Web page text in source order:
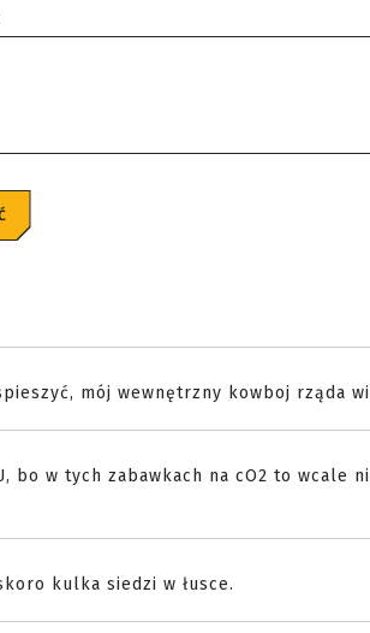
mój wewnętrzny kowboj rząda
bo w tych zabawkach na cO2 to wcale
kulka siedzi w łusce.